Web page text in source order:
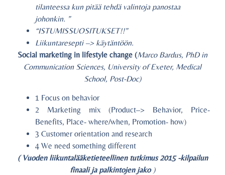
tilanteessa kun pitää tehdä valintoja panostaa
johonkin. ”
“ISTUMISSUOSITUKSET!!”
Liikuntaresepti –> käytäntöön.
Social marketing in lifestyle change (Marco Bardus, PhD in
Communication Sciences, University of Exeter, Medical
School, Post-Doc)
1 Focus on behavior
2 Marketing mix (Product–> Behavior, Price-
Benefits, Place- where/when, Promotion- how)
3 Customer orientation and research
4 We need something different
( Vuoden liikuntalääketieteellinen tutkimus 2015 -kilpailun
finaali ja palkintojen jako)